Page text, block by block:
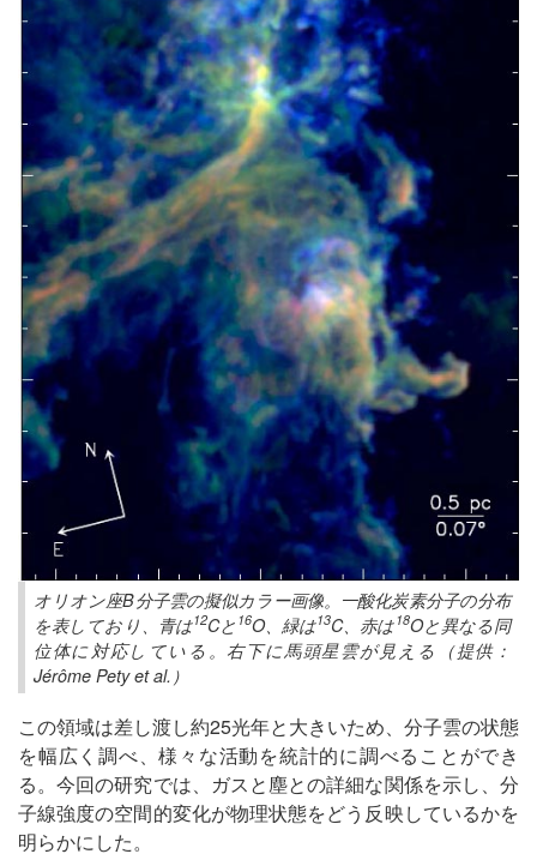
オリオン座B分子雲の擬似カラー画像。一酸化炭素分子の分布
を表しており、青は12Cと 16O、緑は13C、赤は 18Oと異なる同
位体に対応している。右下に馬頭星雲が見える（提供：
Jérôme Pety et al.）
この領域は差し渡し約25光年と大きいため、分子雲の状態
を幅広く調べ、様々な活動を統計的に調べることができ
る。今回の研究では、ガスと塵との詳細な関係を示し、分
子線強度の空間的変化が物理状態をどう反映しているかを
明らかにした。